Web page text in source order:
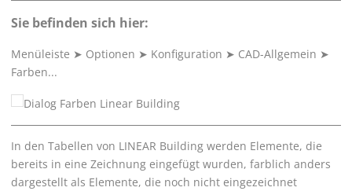
Sie befinden sich hier:
Menüleiste ➤ Optionen ➤ Konfiguration ➤ CAD-Allgemein ➤
Farben...
In den Tabellen von LINEAR Building werden Elemente, die
bereits in eine Zeichnung eingefügt wurden, farblich anders
dargestellt als Elemente, die noch nicht eingezeichnet